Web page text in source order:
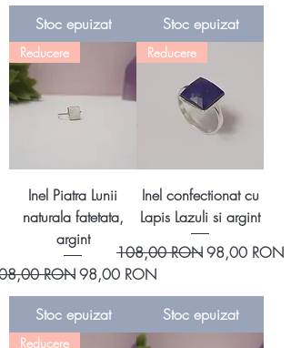
Stoc epuizat
Stoc epuizat
Reducere
Inel Piatra Lunii
naturala fatetata,
argint
normalRONPreț redus
98,00 RON
Stoc epuizat
Reducere
Inel confectionat cu
Lapis Lazuli si argint
Preț normal
108,00 RONPreț redus
98,00 RON
Stoc epuizat
Reducere